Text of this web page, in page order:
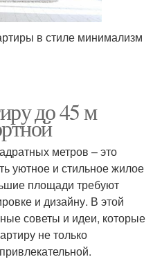
в стиле минимализм
до 45 м
метров – это
уютное и стильное жилое
площади требуют
и дизайну. В этой
советы и идеи, которые
не только